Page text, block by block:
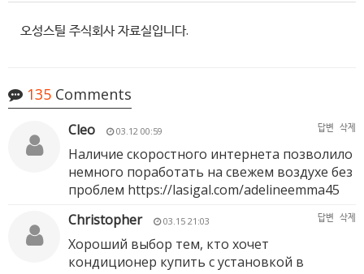
오성스틸 주식회사 자료실입니다.
135 Comments
Cleo 03.12 00:59 답변 삭제
Наличие скоростного интернета позволило
немного поработать на свежем воздухе без
проблем https://lasigal.com/adelineemma45
Christopher
03.15 21:03 답변 삭제
Хороший выбор тем, кто хочет
кондиционер купить с установкой в